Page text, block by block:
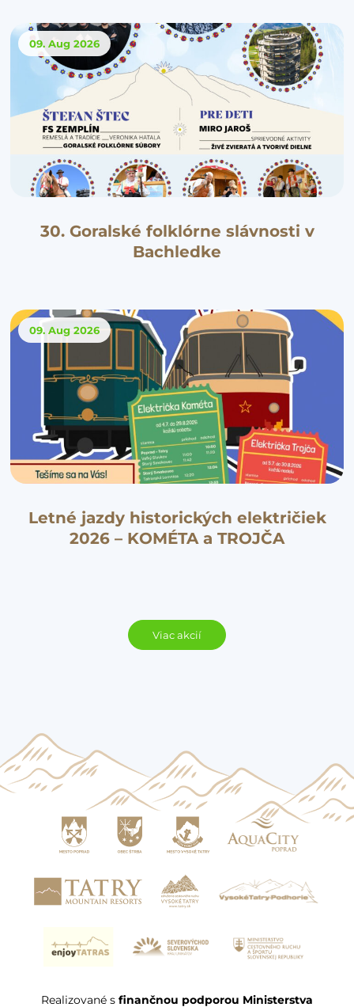
09. Aug 2026
30. Goralské folklórne slávnosti v
Bachledke
09. Aug 2026
Letné jazdy historických električiek
2026 – KOMÉTA a TROJČA
Viac akcií
Realizované s finančnou podporou Ministerstva